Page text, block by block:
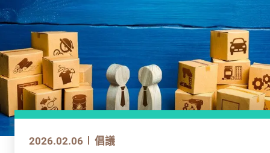
2025.09.30 倡議
2026.02.06 倡議
2025.12.15 倡議
2025.09.30 倡議
2026.02.06 倡議